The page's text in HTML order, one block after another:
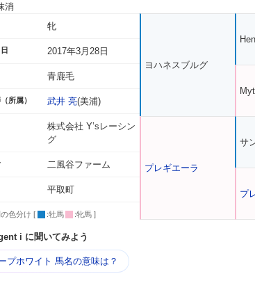
消
牝
2017年3月28日
青鹿毛
所属） 武井 亮(美浦)
株式会社 Y’sレーシン
グ
二風谷ファーム
平取町
色分け [ :牡馬 :牝馬 ]
ヨハネスブルグ
プレギエーラ
サ
プ
i に聞いてみよう
プホワイト 馬名の意味は？